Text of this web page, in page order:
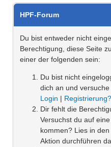
HPF-Forum
Du bist entweder nicht
Berechtigung, diese Seite
einer der folgenden sein:
Du bist nicht
dich an und
Login | Registrierung?
Dir fehlt die
Versuchst du auf
kommen? Lies in
Aktion durchführen